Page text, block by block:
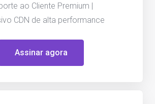
ao Cliente Premium |
CDN de alta performance
Assinar agora